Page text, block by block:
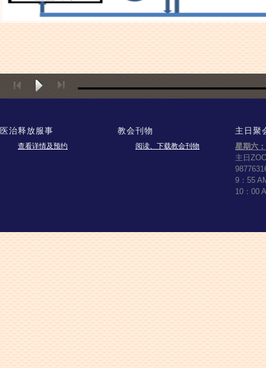
医治释放服事
查看详情及预约
教会刊物
阅读、下载教会刊物
主日聚
星期六：
主日
9：55
10：00